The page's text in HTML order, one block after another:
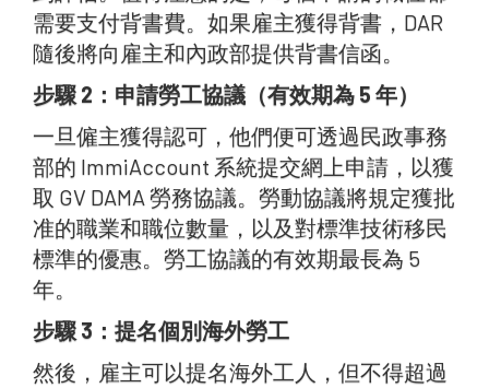
需要支付背書費。如果雇主獲得背書，DAR
隨後將向雇主和內政部提供背書信函。
步驟 2：申請勞工協議（有效期為 5 年）
一旦僱主獲得認可，他們便可透過民政事務
部的 ImmiAccount 系統提交網上申請，以獲
取 GV DAMA 勞務協議。勞動協議將規定獲批
准的職業和職位數量，以及對標準技術移民
標準的優惠。勞工協議的有效期最長為 5
年。
步驟 3：提名個別海外勞工
然後，雇主可以提名海外工人，但不得超過